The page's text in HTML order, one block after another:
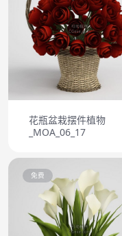
花瓶盆栽摆件植物
_MOA_06_17
免费